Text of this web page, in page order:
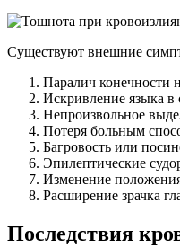
Существуют внешние
Паралич конечности
Искривление языка в
Непроизвольное
Потеря больным
Багровость или
Эпилептические
Изменение
Расширение зрачка
Последствия